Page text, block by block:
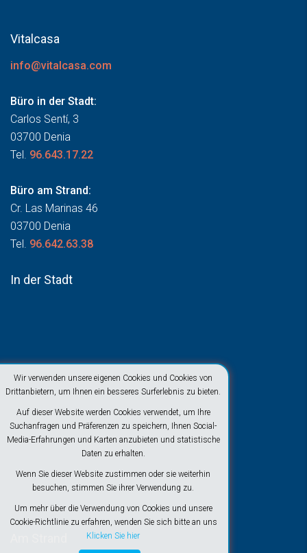
Wir verwenden unsere eigenen Cookies und Cookies von
Drittanbietern, um Ihnen ein besseres Surferlebnis zu bieten.
Auf dieser Website werden Cookies verwendet, um Ihre
Suchanfragen und Präferenzen zu speichern, Ihnen Social-
Media-Erfahrungen und Karten anzubieten und statistische
Daten zu erhalten.
Wenn Sie dieser Website zustimmen oder sie weiterhin
besuchen, stimmen Sie ihrer Verwendung zu.
Um mehr über die Verwendung von Cookies und unsere
Cookie-Richtlinie zu erfahren, wenden Sie sich bitte an uns
Klicken Sie hier
Vitalcasa
info@vitalcasa.com
Büro in der Stadt:
Carlos Sentí, 3
03700 Denia
Tel. 96.643.17.22
Büro am Strand:
Cr. Las Marinas 46
03700 Denia
Tel. 96.642.63.38
In der Stadt